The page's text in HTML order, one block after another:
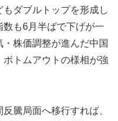
ダブルトップを形成し
も6月半ばで下げが一
株価調整が進んだ中国
トムアウトの様相が強
騰局面へ移行すれば、